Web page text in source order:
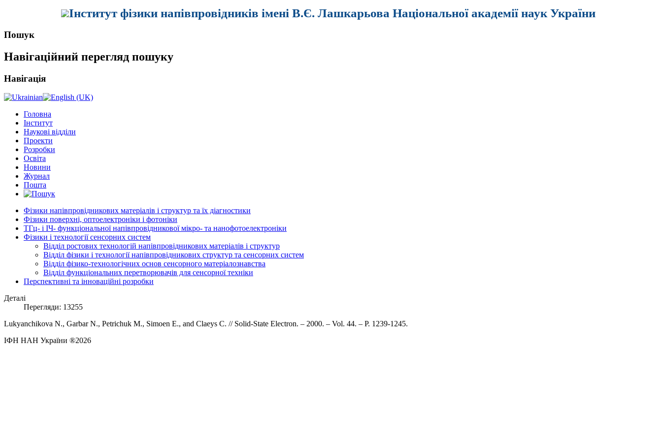
Інститут фізики напівпровідників імені В.Є. Лашкарьова Національної академії наук України
Пошук
Навігаційний перегляд пошуку
Навігація
Головна
Інститут
Наукові відділи
Проекти
Розробки
Освіта
Новини
Журнал
Пошта
Фізики напівпровідникових матеріалів і структур та їх діагностики
Фізики поверхні, оптоелектроніки і фотоніки
ТГц- і ІЧ- функціональної напівпровідникової мікро- та нанофотоелектроніки
Фізики і технології сенсорних систем
Відділ ростових технологій напівпровідникових матеріалів і структур
Відділ фізики і технології напівпровідникових структур та сенсорних систем
Відділ фізико-технологічних основ сенсорного матеріалознавства
Відділ функціональних перетворювачів для сенсорної техніки
Перспективні та інноваційні розробки
Деталі
Перегляди: 13255
Lukyanchikova N., Garbar N., Petrichuk M., Simoen E., and Claeys C. // Solid-State Electron. – 2000. – Vol. 44. – P. 1239-1245.
ІФН НАН України ®2026